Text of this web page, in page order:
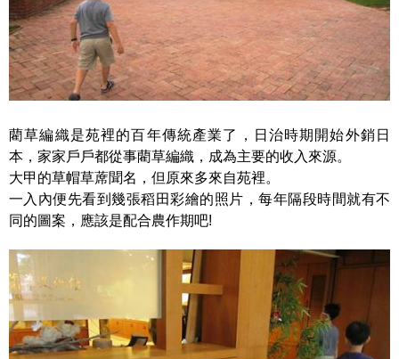
藺草編織是苑裡的百年傳統產業了，日治時期開始外銷日
本，家家戶戶都從事藺草編織，成為主要的收入來源。
大甲的草帽草蓆聞名，但原來多來自苑裡。
一入內便先看到幾張稻田彩繪的照片，每年隔段時間就有不
同的圖案，應該是配合農作期吧!